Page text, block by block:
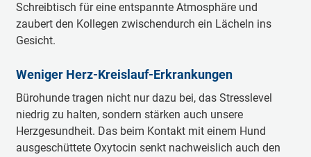
Schreibtisch für eine entspannte Atmosphäre und
zaubert den Kollegen zwischendurch ein Lächeln ins
Gesicht.
Weniger Herz-Kreislauf-Erkrankungen
Bürohunde tragen nicht nur dazu bei, das Stresslevel
niedrig zu halten, sondern stärken auch unsere
Herzgesundheit. Das beim Kontakt mit einem Hund
ausgeschüttete Oxytocin senkt nachweislich auch den